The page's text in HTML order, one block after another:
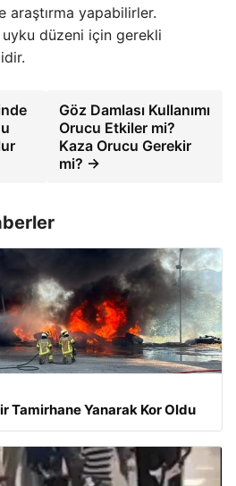
araştırma yapabilirler.
uyku düzeni için gerekli
Göz Damlası Kullanımı
Orucu Etkiler mi?
Kaza Orucu Gerekir
mi? →
Tamirhane Yanarak Kor Oldu